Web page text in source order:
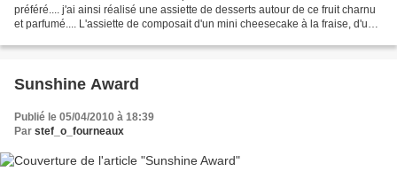
préféré.... j'ai ainsi réalisé une assiette de desserts autour de ce fruit charnu
et parfumé.... L'assiette de composait d'un mini cheesecake à la fraise, d'une
Sunshine Award
Publié le 05/04/2010 à 18:39
Par stef_o_fourneaux